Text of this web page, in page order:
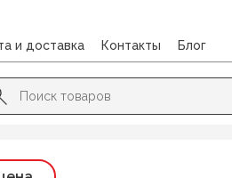
и доставка Контакты Блог
ПОСОБИЯ/Закладки